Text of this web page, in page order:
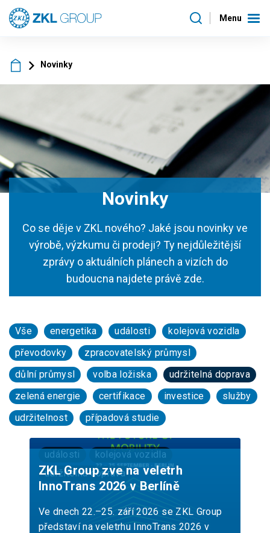
Menu
Novinky
Novinky
Co se děje v ZKL nového? Jaké jsou novinky ve
výrobě, výzkumu či prodeji? Ty nejdůležitější
zprávy o aktuálních plánech a vizích do
budoucna najdete právě zde.
Vše energetika události
kolejová vozidla
převodovky
zpracovatelský průmysl
důlní průmysl
volba ložiska
udržitelná doprava
zelená energie
certifikace investice
služby
udržitelnost
případová studie
události
kolejová vozidla
udržitelná doprava
ZKL Group zve na veletrh
InnoTrans 2026 v Berlíně
Ve dnech 22.–25. září 2026 se ZKL Group
představí na veletrhu InnoTrans 2026 v